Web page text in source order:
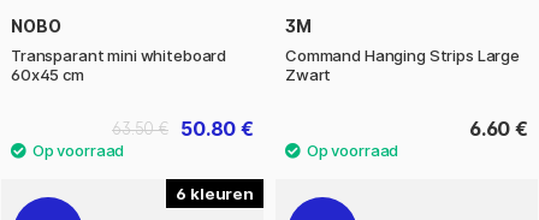
NOBO
Transparant mini whiteboard
60x45 cm
50.80 €
63.50 €
3M
Command Hanging Strips Large
Zwart
6.60 €
6